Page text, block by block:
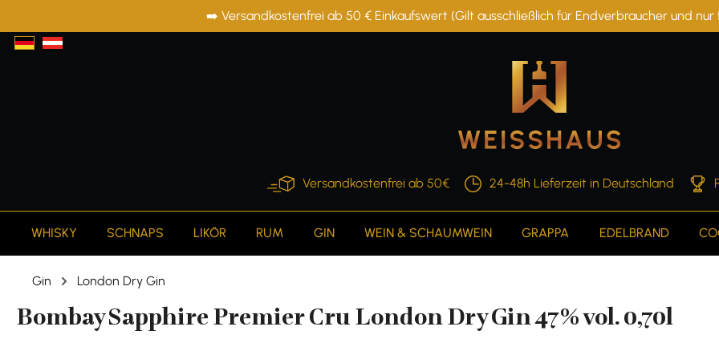
Zur Hauptnavigation springen➡️ Versandkostenfrei ab 50 € Einkaufswert (Gilt ausschließlich für Endverbraucher und
Versandkostenfrei ab 50€ 24-48h Lieferzeit in Deutschland
WHISKY SCHNAPS LIKÖR RUM GIN WEIN & SCHAUMWEIN GRAPPA EDELBRAND
Gin London Dry Gin
Bombay Sapphire Premier Cru London Dry Gin 47% vol. 0,70l